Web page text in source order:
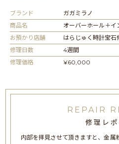
ブランド
ガガミラノ
商品名
オーバーホール＋イ
お預かり店舗
はらじゅく時計宝石
修理日数
4週間
修理価格
¥60,000
REPAIR
修理レ
内部を拝見させて頂きますと、金属